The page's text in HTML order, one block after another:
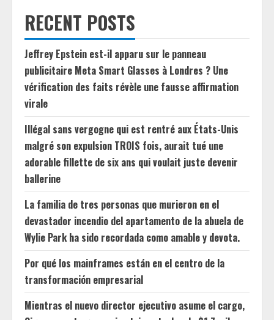
RECENT POSTS
Jeffrey Epstein est-il apparu sur le panneau
publicitaire Meta Smart Glasses à Londres ? Une
vérification des faits révèle une fausse affirmation
virale
Illégal sans vergogne qui est rentré aux États-Unis
malgré son expulsion TROIS fois, aurait tué une
adorable fillette de six ans qui voulait juste devenir
ballerine
La familia de tres personas que murieron en el
devastador incendio del apartamento de la abuela de
Wylie Park ha sido recordada como amable y devota.
Por qué los mainframes están en el centro de la
transformación empresarial
Mientras el nuevo director ejecutivo asume el cargo,